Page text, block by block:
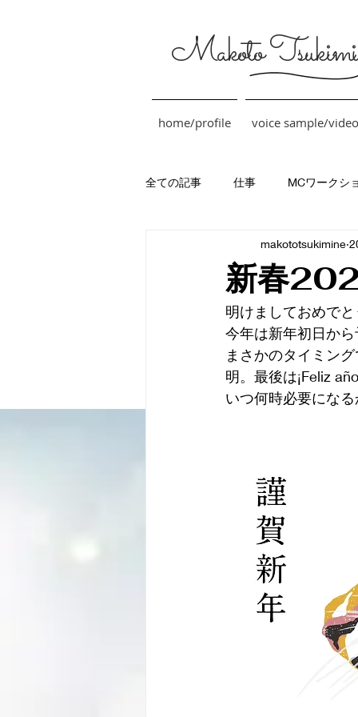
Makoto
home/profile voice sample/video
全ての記事 仕事 MCワークシ
新春
makototsukimine
明けましておめで
今年は新年初日か
まさかのタイミン
明。最後は¡Feliz
いつ何時必要にな